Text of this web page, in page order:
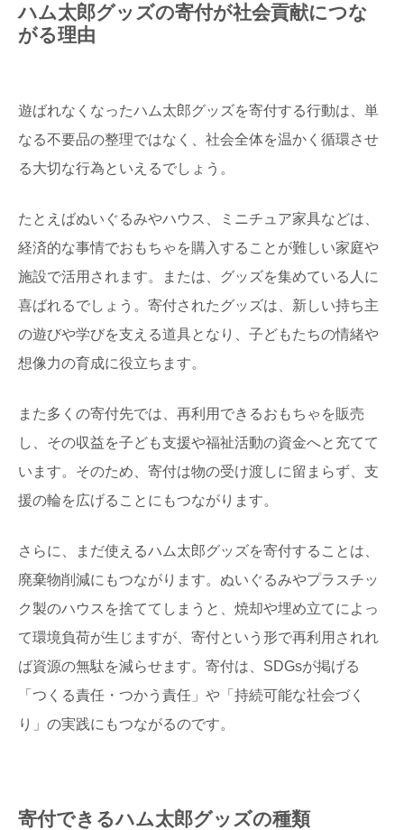
ハム太郎グッズの寄付が社会貢献につな
がる理由
遊ばれなくなったハム太郎グッズを寄付する行動は、単
なる不要品の整理ではなく、社会全体を温かく循環させ
る大切な行為といえるでしょう。
たとえばぬいぐるみやハウス、ミニチュア家具などは、
経済的な事情でおもちゃを購入することが難しい家庭や
施設で活用されます。または、グッズを集めている人に
喜ばれるでしょう。寄付されたグッズは、新しい持ち主
の遊びや学びを支える道具となり、子どもたちの情緒や
想像力の育成に役立ちます。
また多くの寄付先では、再利用できるおもちゃを販売
し、その収益を子ども支援や福祉活動の資金へと充てて
います。そのため、寄付は物の受け渡しに留まらず、支
援の輪を広げることにもつながります。
さらに、まだ使えるハム太郎グッズを寄付することは、
廃棄物削減にもつながります。ぬいぐるみやプラスチッ
ク製のハウスを捨ててしまうと、焼却や埋め立てによっ
て環境負荷が生じますが、寄付という形で再利用されれ
ば資源の無駄を減らせます。寄付は、SDGsが掲げる
「つくる責任・つかう責任」や「持続可能な社会づく
り」の実践にもつながるのです。
寄付できるハム太郎グッズの種類